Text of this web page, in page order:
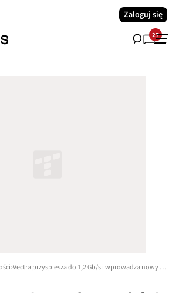
Zaloguj się
27
Vectra przyspiesza do 1,2 Gb/s i wprowadza nowy modem Wi-Fi 6